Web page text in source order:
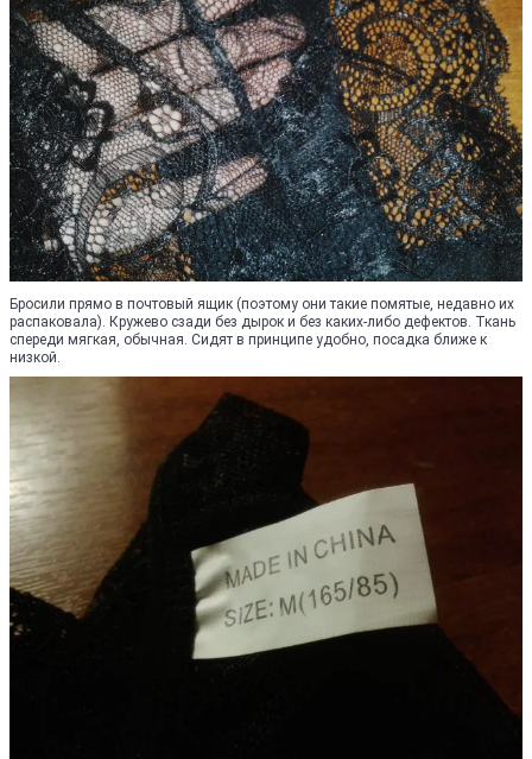
Бросили прямо в почтовый ящик (поэтому они такие помятые, недавно их
распаковала). Кружево сзади без дырок и без каких-либо дефектов. Ткань
спереди мягкая, обычная. Сидят в принципе удобно, посадка ближе к
низкой.